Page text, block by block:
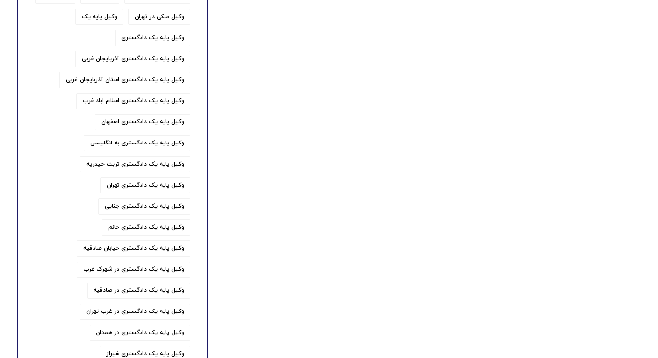
وکیل ملکی در تهران وکیل پایه یک
وکیل پایه یک دادگستری
وکیل پایه یک دادگستری آذربایجان غربی
وکیل پایه یک دادگستری استان آذربایجان غربی
وکیل پایه یک دادگستری اسلام اباد غرب
وکیل پایه یک دادگستری اصفهان
وکیل پایه یک دادگستری به انگلیسی
وکیل پایه یک دادگستری تربت حیدریه
وکیل پایه یک دادگستری تهران
وکیل پایه یک دادگستری جنایی
وکیل پایه یک دادگستری خانم
وکیل پایه یک دادگستری خیابان صادقیه
وکیل پایه یک دادگستری در شهرک غرب
وکیل پایه یک دادگستری در صادقیه
وکیل پایه یک دادگستری در غرب تهران
وکیل پایه یک دادگستری در همدان
وکیل پایه یک دادگستری شیراز